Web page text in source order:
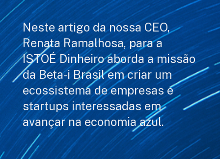
Neste artigo da nossa CEO,
Renata Ramalhosa, para a
ISTOÉ Dinheiro aborda a missão
da Beta-i Brasil em criar um
ecossistema de empresas e
startups interessadas em
avançar na economia azul.